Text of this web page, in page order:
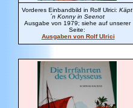
Vorderes Einbandbild in Rolf Ulrici: Käpt
´n Konny in Seenot
Ausgabe von 1979; siehe auf unserer
Seite:
Ausgaben von Rolf Ulrici